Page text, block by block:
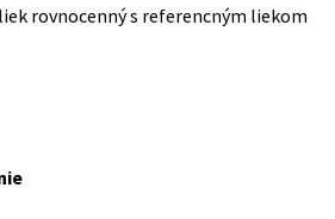
rovnocenný s referencným liekom